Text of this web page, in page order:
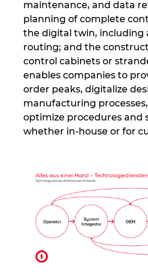
maintenance, and data
planning of complete
the digital twin, including
routing; and the
control cabinets or
enables companies to
order peaks, digitalize
manufacturing
optimize procedures
whether in-house or for
Norwegia
Nowa Zelandia
Peru
Polska
Republika Południowej
Rumunia
Serbia
Singapur